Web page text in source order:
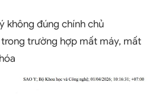
không đúng chính chủ
trường hợp mất máy, mất